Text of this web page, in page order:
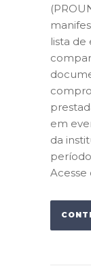
lista de
em
da